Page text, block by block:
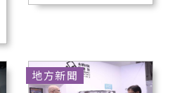
地方新聞